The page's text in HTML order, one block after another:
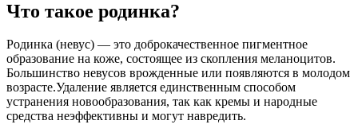
Что такое родинка?
Родинка (невус) — это доброкачественное пигментное
образование на коже, состоящее из скопления меланоцитов.
Большинство невусов врожденные или появляются в молодом
возрасте.Удаление является единственным способом
устранения новообразования, так как кремы и народные
средства неэффективны и могут навредить.